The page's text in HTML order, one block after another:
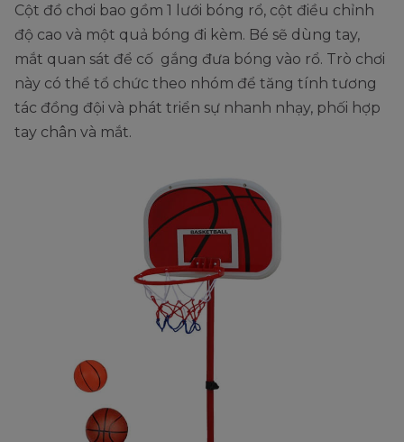
Cột đồ chơi bao gồm 1 lưới bóng rổ, cột điều chỉnh
độ cao và một quả bóng đi kèm. Bé sẽ dùng tay,
mắt quan sát để cố gắng đưa bóng vào rổ. Trò chơi
này có thể tổ chức theo nhóm để tăng tính tương
tác đồng đội và phát triển sự nhanh nhạy, phối hợp
tay chân và mắt.